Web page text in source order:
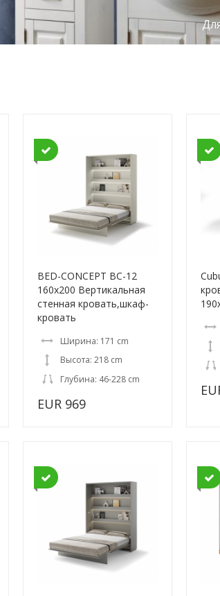
BED-CONCEPT BC-12
160x200 Вертикальная
cтенная кровать,шкаф-
кровать
Ширина: 171 cm
Высота: 218 cm
Глубина: 46-228 cm
EUR 969